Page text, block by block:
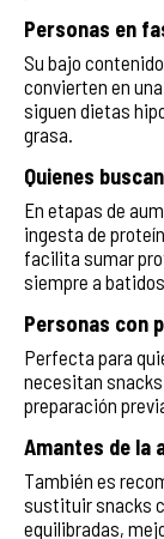
Personas en
Su bajo
convierten en
siguen dietas
grasa.
Quienes
En etapas de
ingesta de
facilita sumar
siempre a batidos.
Personas con
Perfecta para
necesitan
preparación
Amantes de la
También es
sustituir snacks
equilibradas,